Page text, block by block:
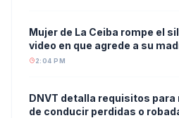
Mujer de La Ceiba rompe el
video en que agrede a su
2:04 PM
DNVT detalla requisitos
de conducir perdidas o